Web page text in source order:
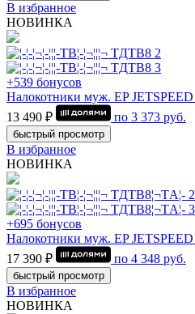
В избранное
НОВИНКА
+539 бонусов
Налокотники муж. EP
13 490 ₽
по 3 373 руб.
быстрый просмотр
В избранное
НОВИНКА
+695 бонусов
Налокотники муж. EP
17 390 ₽
по 4 348 руб.
быстрый просмотр
В избранное
НОВИНКА